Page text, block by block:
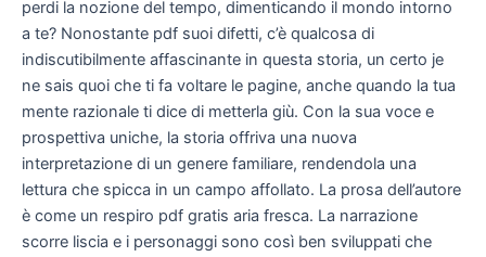
perdi la nozione del tempo, dimenticando il mondo intorno
a te? Nonostante pdf suoi difetti, c’è qualcosa di
indiscutibilmente affascinante in questa storia, un certo je
ne sais quoi che ti fa voltare le pagine, anche quando la tua
mente razionale ti dice di metterla giù. Con la sua voce e
prospettiva uniche, la storia offriva una nuova
interpretazione di un genere familiare, rendendola una
lettura che spicca in un campo affollato. La prosa dell’autore
è come un respiro pdf gratis aria fresca. La narrazione
scorre liscia e i personaggi sono così ben sviluppati che